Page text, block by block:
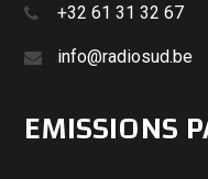
+32 61 31 32 67
info@radiosud.be
EMISSIONS